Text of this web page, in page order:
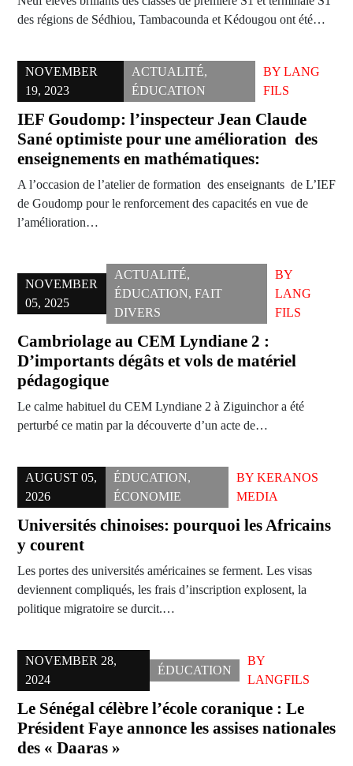
des régions de Sédhiou, Tambacounda et Kédougou ont été…
NOVEMBER
19, 2023
ACTUALITÉ,
ÉDUCATION
BY LANG
FILS
IEF Goudomp: l’inspecteur Jean Claude
Sané optimiste pour une amélioration des
enseignements en mathématiques:
A l’occasion de l’atelier de formation des enseignants de L’IEF
de Goudomp pour le renforcement des capacités en vue de
l’amélioration…
NOVEMBER
05, 2025
ACTUALITÉ,
ÉDUCATION,FAIT
DIVERS
BY
LANG
FILS
Cambriolage au CEM Lyndiane 2 :
D’importants dégâts et vols de matériel
pédagogique
Le calme habituel du CEM Lyndiane 2 à Ziguinchor a été
perturbé ce matin par la découverte d’un acte de…
AUGUST 05,
2026
ÉDUCATION,
ÉCONOMIE
BY KERANOS
MEDIA
Universités chinoises: pourquoi les Africains
y courent
Les portes des universités américaines se ferment. Les visas
deviennent compliqués, les frais d’inscription explosent, la
politique migratoire se durcit.…
NOVEMBER 28,
2024
ÉDUCATION
BY
LANGFILS
Le Sénégal célèbre l’école coranique : Le
Président Faye annonce les assises nationales
des « Daaras »